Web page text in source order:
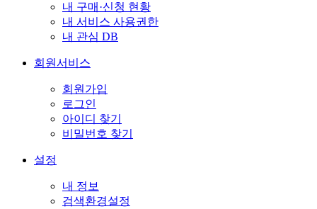
내 구매·신청 현황
내 서비스 사용권한
내 관심 DB
회원서비스
회원가입
로그인
아이디 찾기
비밀번호 찾기
설정
내 정보
검색환경설정